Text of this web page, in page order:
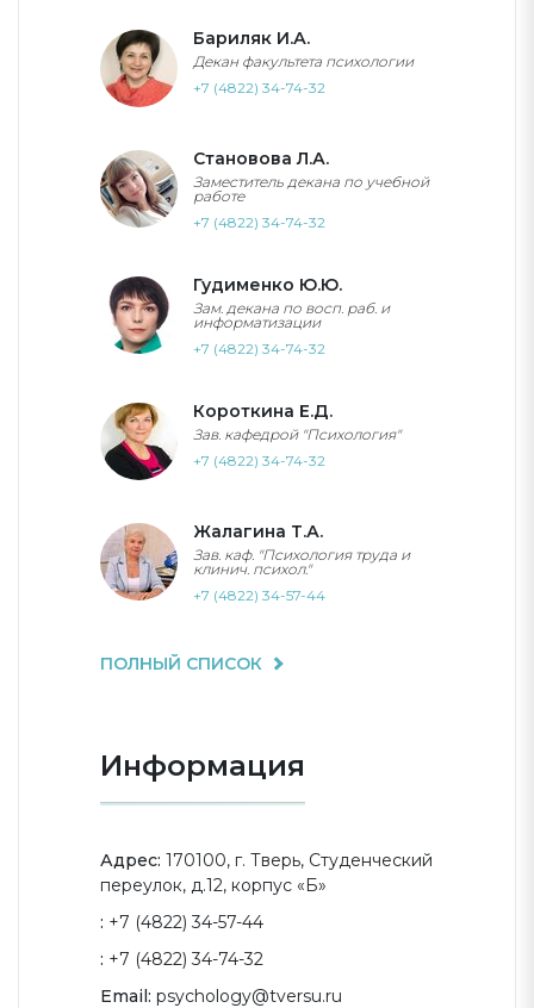
Бариляк И.А.
Декан факультета психологии
+7 (4822) 34-74-32
Становова Л.А.
Заместитель декана по учебной
работе
+7 (4822) 34-74-32
Гудименко Ю.Ю.
Зам. декана по восп. раб. и
информатизации
+7 (4822) 34-74-32
Короткина Е.Д.
Зав. кафедрой "Психология"
+7 (4822) 34-74-32
Жалагина Т.А.
Зав. каф. "Психология труда и
клинич. психол."
+7 (4822) 34-57-44
ПОЛНЫЙ СПИСОК
Информация
Адрес: 170100, г. Тверь, Студенческий
переулок, д.12, корпус «Б»
: +7 (4822) 34-57-44
: +7 (4822) 34-74-32
Email: psychology@tversu.ru